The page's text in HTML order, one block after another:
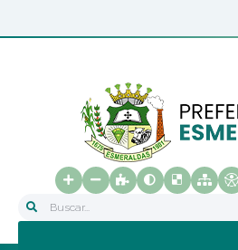
Buscar...